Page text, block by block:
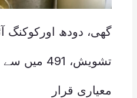
گھی، دودھ اورکوکنگ
معیاری قرار